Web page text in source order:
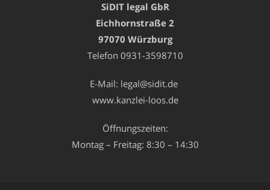
SiDIT legal GbR
Eichhornstraße 2
97070 Würzburg
Telefon 0931-3598710
E-Mail: legal@sidit.de
www.kanzlei-loos.de
Öffnungszeiten:
Montag – Freitag: 8:30 – 14:30